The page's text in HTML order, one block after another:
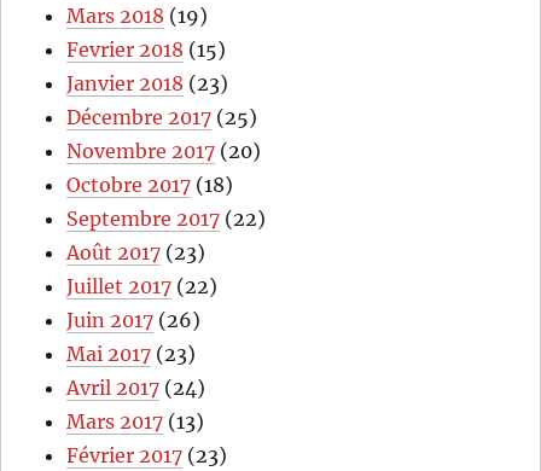
Mars 2018 (19)
Fevrier 2018 (15)
Janvier 2018 (23)
Décembre 2017 (25)
Novembre 2017 (20)
Octobre 2017 (18)
Septembre 2017 (22)
Août 2017 (23)
Juillet 2017 (22)
Juin 2017 (26)
Mai 2017 (23)
Avril 2017 (24)
Mars 2017 (13)
Février 2017 (23)